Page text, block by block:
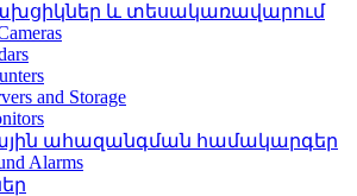
և տեսակառավարում
and Storage
ահազանգման համակարգեր
Alarms